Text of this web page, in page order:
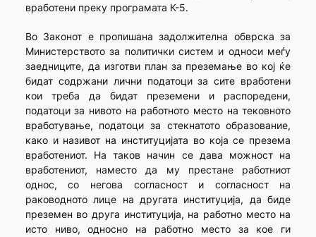
вработени преку програмата К-5.
Во Законот е пропишана задолжителна обврска за
Министерството за политички систем и односи меѓу
заедниците, да изготви план за преземање во кој ќе
бидат содржани лични податоци за сите вработени
кои треба да бидат преземени и распоредени,
податоци за нивото на работното место на тековното
вработување, податоци за стекнатото образование,
како и називот на институцијата во која се презема
вработениот. На таков начин се дава можност на
вработениот, наместо да му престане работниот
однос, со негова согласност и согласност на
раководното лице на другата институција, да биде
преземен во друга институција, на работно место на
исто ниво, односно на работно место за кое ги